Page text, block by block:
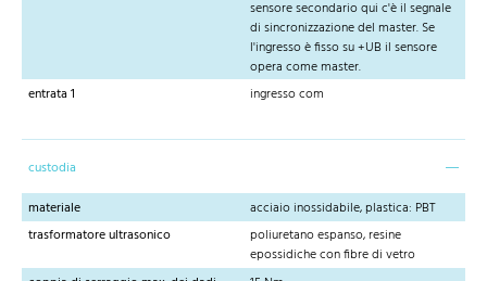
sensore secondario qui c'è il segnale
di sincronizzazione del master. Se
l'ingresso è fisso su +UB il sensore
opera come master.
entrata 1
ingresso com
custodia
materiale
acciaio inossidabile, plastica: PBT
trasformatore ultrasonico
poliuretano espanso, resine
epossidiche con fibre di vetro